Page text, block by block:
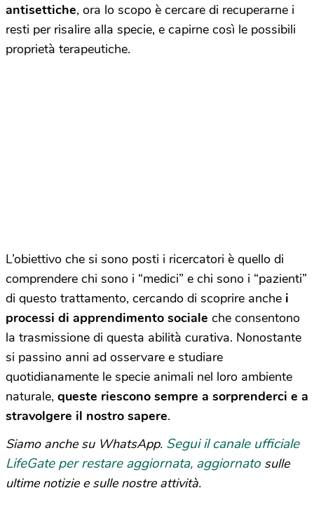
antisettiche, ora lo scopo è cercare di recuperarne i
resti per risalire alla specie, e capirne così le possibili
proprietà terapeutiche.
L’obiettivo che si sono posti i ricercatori è quello di
comprendere chi sono i “medici” e chi sono i “pazienti”
di questo trattamento, cercando di scoprire anche i
processi di apprendimento sociale che consentono
la trasmissione di questa abilità curativa. Nonostante
si passino anni ad osservare e studiare
quotidianamente le specie animali nel loro ambiente
naturale, queste riescono sempre a sorprenderci e a
stravolgere il nostro sapere.
Siamo anche su WhatsApp. Segui il canale ufficiale
LifeGate per restare aggiornata, aggiornato sulle
ultime notizie e sulle nostre attività.